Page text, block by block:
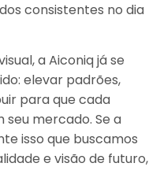
consistentes no dia
a Aiconiq já se
elevar padrões,
para que cada
mercado. Se a
isso que buscamos
e visão de futuro,